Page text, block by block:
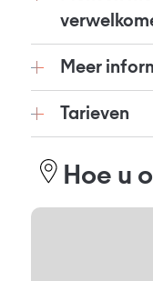
Meer
Tarieven
Hoe u